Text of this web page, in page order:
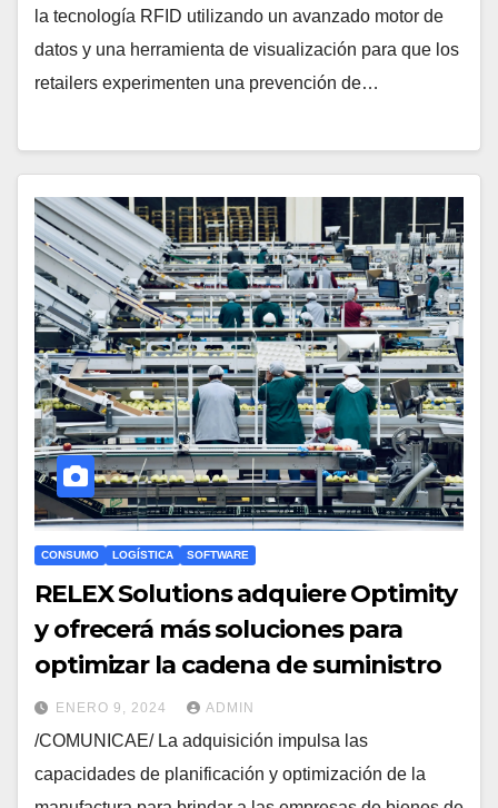
la tecnología RFID utilizando un avanzado motor de
datos y una herramienta de visualización para que los
retailers experimenten una prevención de…
CONSUMO LOGÍSTICA SOFTWARE
RELEX Solutions adquiere Optimity
y ofrecerá más soluciones para
optimizar la cadena de suministro
ENERO 9, 2024 ADMIN
/COMUNICAE/ La adquisición impulsa las
capacidades de planificación y optimización de la